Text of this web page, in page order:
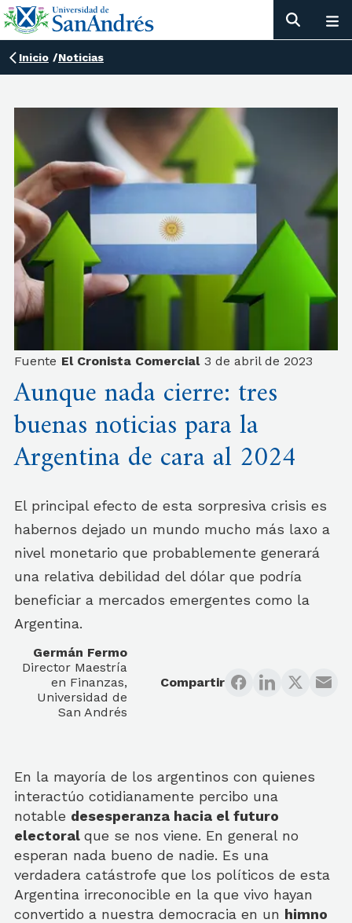
Inicio /Noticias
Fuente El Cronista Comercial 3 de abril de 2023
Aunque nada cierre: tres
buenas noticias para la
Argentina de cara al 2024
El principal efecto de esta sorpresiva crisis es
habernos dejado un mundo mucho más laxo a
nivel monetario que probablemente generará
una relativa debilidad del dólar que podría
beneficiar a mercados emergentes como la
Argentina.
Germán Fermo
Director Maestría
en Finanzas,
Universidad de
San Andrés
Compartir
En la mayoría de los argentinos con quienes
interactúo cotidianamente percibo una
notable desesperanza hacia el futuro
electoral que se nos viene. En general no
esperan nada bueno de nadie. Es una
verdadera catástrofe que los políticos de esta
Argentina irreconocible en la que vivo hayan
convertido a nuestra democracia en un himno